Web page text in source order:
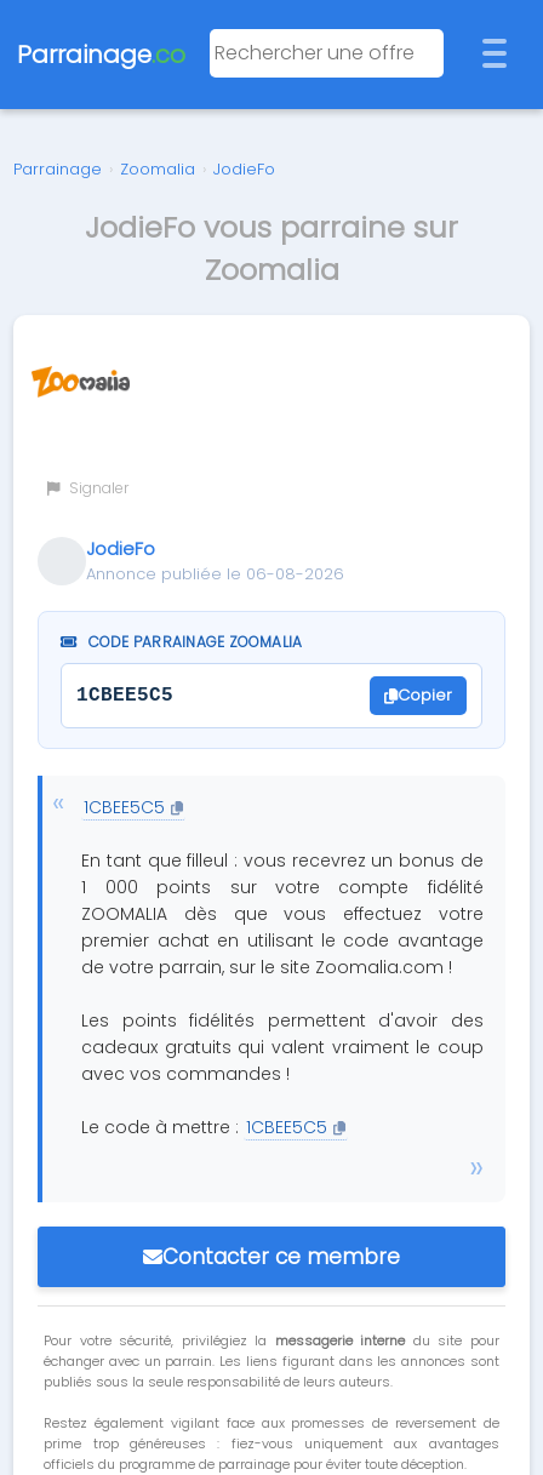
Parrainage.co
Parrainage › Zoomalia › JodieFo
JodieFo vous parraine sur
Zoomalia
Signaler
JodieFo
Annonce publiée le 06-08-2026
CODE PARRAINAGE ZOOMALIA
1CBEE5C5 Copier
1CBEE5C5
En tant que filleul : vous recevrez un bonus de
1 000 points sur votre compte fidélité
ZOOMALIA dès que vous effectuez votre
premier achat en utilisant le code avantage
de votre parrain, sur le site Zoomalia.com !
Les points fidélités permettent d'avoir des
cadeaux gratuits qui valent vraiment le coup
avec vos commandes !
Le code à mettre : 1CBEE5C5
Contacter ce membre
Pour votre sécurité, privilégiez la messagerie internedu site pour
échanger avec un parrain. Les liens figurant dans les annonces sont
publiés sous la seule responsabilité de leurs auteurs.
Restez également vigilant face aux promesses de reversement de
prime trop généreuses : fiez-vous uniquement aux avantages
officiels du programme de parrainage pour éviter toute déception.